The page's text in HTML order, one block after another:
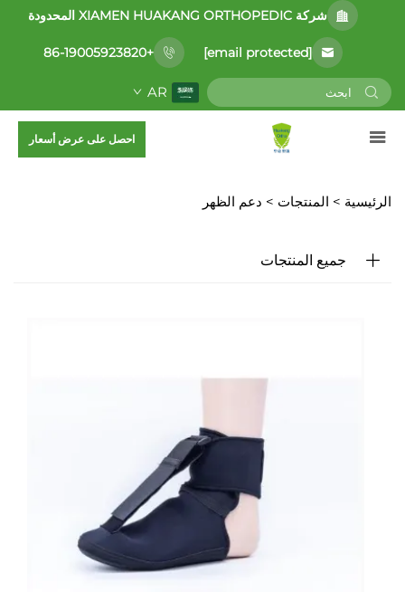
شركة XIAMEN HUAKANG ORTHOPEDIC المحدودة
[email protected]
+86-19005923820
AR
احصل على عرض أسعار
الرئيسية > المنتجات > دعم الظهر
جميع المنتجات